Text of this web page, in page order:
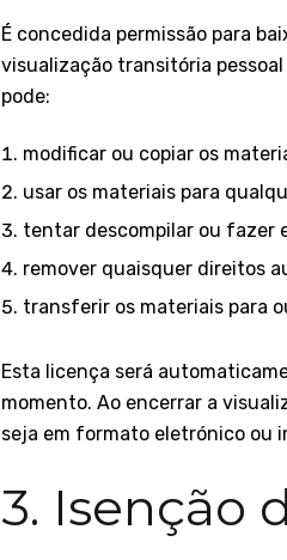
É concedida permissão para
visualização transitória
pode:
modificar ou copiar os
usar os materiais para
tentar descompilar ou fazer
remover quaisquer direitos
transferir os materiais para
Esta licença será
momento. Ao encerrar a
seja em formato eletrónico ou
3. Isenção